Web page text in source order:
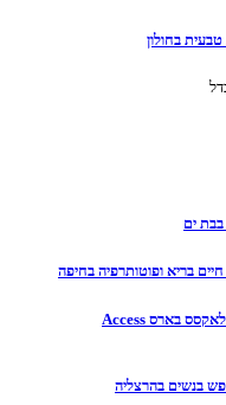
בחולון
בבת ים
חיים בריא ופוטותרפיה בחיפה
שרונה סופר -מאמנת רוחנית, מטפלת ומורה לאקסס בארס Access
בנשים בהרצליה